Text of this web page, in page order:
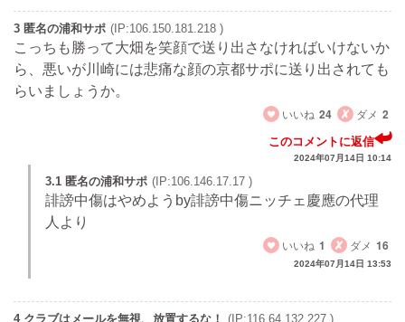
3 匿名の浦和サポ (IP:106.150.181.218 )
こっちも勝って大畑を笑顔で送り出さなければいけないか
ら、悪いが川崎には悲痛な顔の京都サポに送り出されても
らいましょうか。
いいね 24 ダメ 2
このコメントに返信
2024年07月14日 10:14
3.1 匿名の浦和サポ (IP:106.146.17.17 )
誹謗中傷はやめようby誹謗中傷ニッチェ慶應の代理
人より
いいね 1 ダメ 16
2024年07月14日 13:53
4 クラブはメールを無視、放置するな！ (IP:116.64.132.227 )